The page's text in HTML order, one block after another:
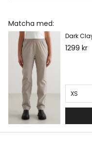
Matcha med:
Dark
1299 kr